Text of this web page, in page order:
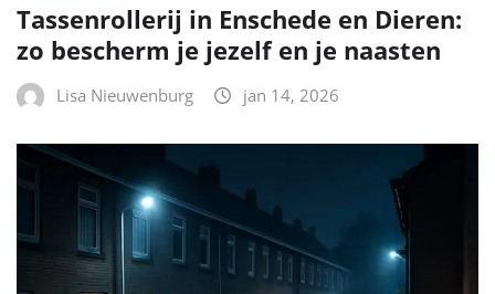
Tassenrollerij in Enschede en Dieren:
zo bescherm je jezelf en je naasten
Lisa Nieuwenburg jan 14, 2026